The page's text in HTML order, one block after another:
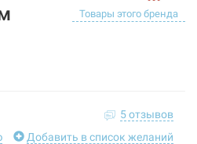
Товары этого бренда
5 отзывов
Добавить в список желаний